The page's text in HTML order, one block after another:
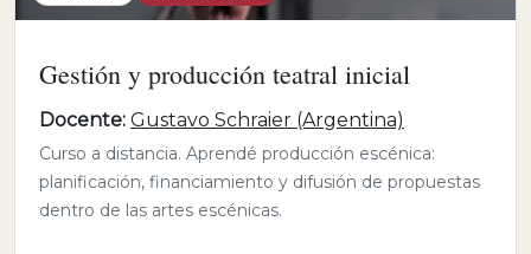
Gestión y producción teatral inicial
Docente: Gustavo Schraier (Argentina)
Curso a distancia. Aprendé producción escénica:
planificación, financiamiento y difusión de propuestas
dentro de las artes escénicas.